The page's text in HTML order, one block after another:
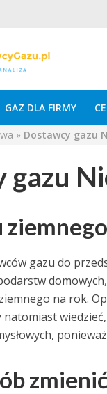
GAZ DLA FIRMY
» Dostawcy gazu
gazu
gazu do
na rok.
natomiast